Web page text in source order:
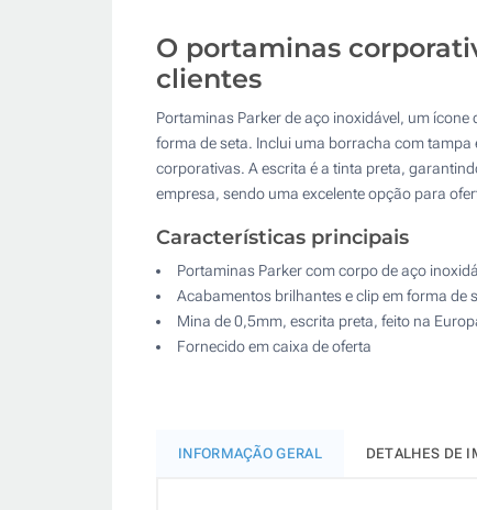
O portaminas
clientes
Portaminas Parker de aço inoxidável, um
forma de seta. Inclui uma borracha com
corporativas. A escrita é a tinta preta,
empresa, sendo uma excelente opção para
Características principais
Portaminas Parker com corpo de aço
Acabamentos brilhantes e clip em forma de
Mina de 0,5mm, escrita preta, feito na
Fornecido em caixa de oferta
INFORMAÇÃO GERAL DETALHES DE